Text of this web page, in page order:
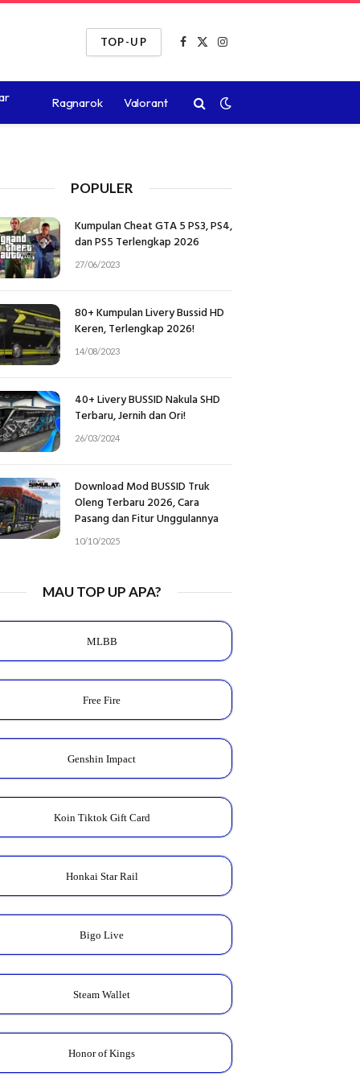
TOP-UP
Facebook
X
Instagram
Ragnarok Valorant
POPULER
Kumpulan Cheat GTA 5 PS3, PS4,
dan PS5 Terlengkap 2026
27/06/2023
80+ Kumpulan Livery Bussid HD
Keren, Terlengkap 2026!
14/08/2023
40+ Livery BUSSID Nakula SHD
Terbaru, Jernih dan Ori!
26/03/2024
Download Mod BUSSID Truk
Oleng Terbaru 2026, Cara
Pasang dan Fitur Unggulannya
10/10/2025
MAU TOP UP APA?
MLBB
Free Fire
Genshin Impact
Koin Tiktok Gift Card
Honkai Star Rail
Bigo Live
Steam Wallet
Honor of Kings